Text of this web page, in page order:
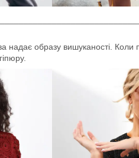
надає образу вишуканості. Коли